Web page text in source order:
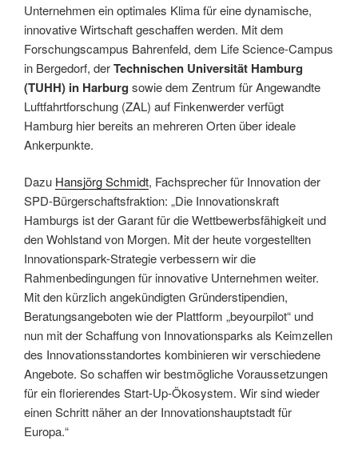
Unternehmen ein optimales Klima für eine dynamische,
innovative Wirtschaft geschaffen werden. Mit dem
Forschungscampus Bahrenfeld, dem Life Science-Campus
in Bergedorf, derTechnischen Universität Hamburg
(TUHH) in Harburg sowie dem Zentrum für Angewandte
Luftfahrtforschung (ZAL) auf Finkenwerder verfügt
Hamburg hier bereits an mehreren Orten über ideale
Ankerpunkte.
Dazu Hansjörg Schmidt, Fachsprecher für Innovation der
SPD-Bürgerschaftsfraktion: „Die Innovationskraft
Hamburgs ist der Garant für die Wettbewerbsfähigkeit und
den Wohlstand von Morgen. Mit der heute vorgestellten
Innovationspark-Strategie verbessern wir die
Rahmenbedingungen für innovative Unternehmen weiter.
Mit den kürzlich angekündigten Gründerstipendien,
Beratungsangeboten wie der Plattform „beyourpilot“ und
nun mit der Schaffung von Innovationsparks als Keimzellen
des Innovationsstandortes kombinieren wir verschiedene
Angebote. So schaffen wir bestmögliche Voraussetzungen
für ein florierendes Start-Up-Ökosystem. Wir sind wieder
einen Schritt näher an der Innovationshauptstadt für
Europa.“